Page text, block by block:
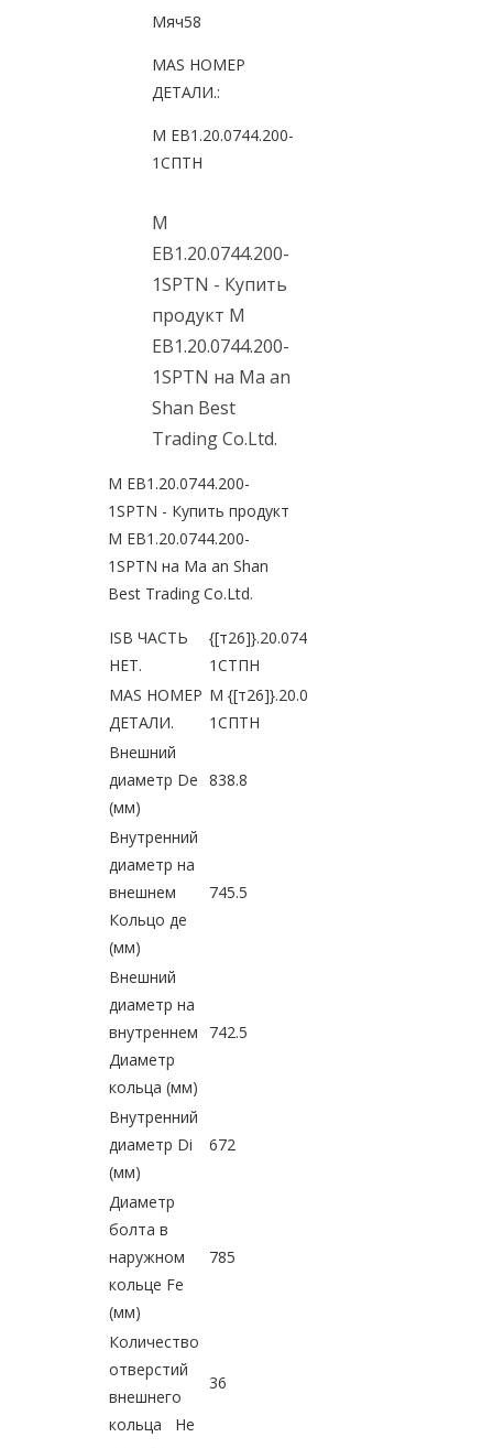
Мяч58
MAS НОМЕР
ДЕТАЛИ.:
М EB1.20.0744.200-
1СПТН
M
EB1.20.0744.200-
1SPTN - Купить
продукт M
EB1.20.0744.200-
1SPTN на Ma an
Shan Best
Trading Co.Ltd.
M EB1.20.0744.200-
1SPTN - Купить продукт
M EB1.20.0744.200-
1SPTN на Ma an Shan
Best Trading Co.Ltd.
ISB ЧАСТЬ
НЕТ.
{[т26]}.20.0744.200-
1СТПН
MAS НОМЕР
ДЕТАЛИ.
М {[т26]}.20.0744.200-
1СПТН
Внешний
диаметр De
(мм)
838.8
Внутренний
диаметр на
внешнем
Кольцо де
(мм)
745.5
Внешний
диаметр на
внутреннем
Диаметр
кольца (мм)
742.5
Внутренний
диаметр Di
(мм)
672
Диаметр
болта в
наружном
кольце Fe
(мм)
785
Количество
отверстий
внешнего
кольца Не
36